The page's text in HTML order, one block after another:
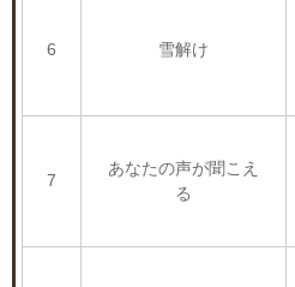
6 雪解け
7
あなたの声が聞こえ
る